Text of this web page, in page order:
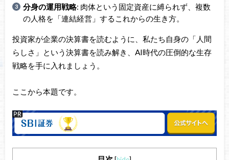
分身の運用戦略: 肉体という固定資産に縛られず、複数
の人格を「連結経営」するこれからの生き方。
投資家が企業の決算書を読むように、私たち自身の「人間
らしさ」という決算書を読み解き、AI時代の圧倒的な生存
戦略を手に入れましょう。
ここから本題です。